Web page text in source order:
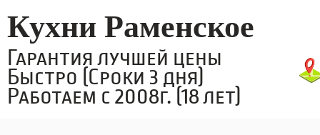
Кухни Раменское
Гарантия лучшей цены
Быстро (Сроки 3 дня)
Работаем с 2008г. (18 лет)